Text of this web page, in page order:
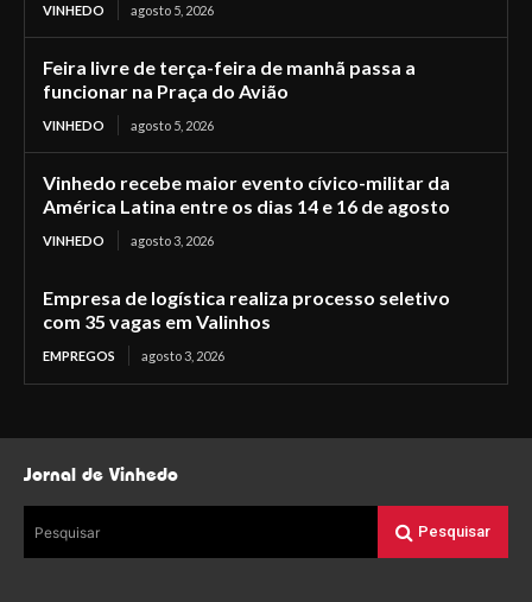
VINHEDO agosto 5, 2026
Feira livre de terça-feira de manhã passa a
funcionar na Praça do Avião
VINHEDO agosto 5, 2026
Vinhedo recebe maior evento cívico-militar da
América Latina entre os dias 14 e 16 de agosto
VINHEDO agosto 3, 2026
Empresa de logística realiza processo seletivo
com 35 vagas em Valinhos
EMPREGOS agosto 3, 2026
Jornal de Vinhedo
Pesquisar Pesquisar